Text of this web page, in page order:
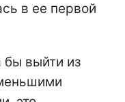
в ее первой
бы выйти из